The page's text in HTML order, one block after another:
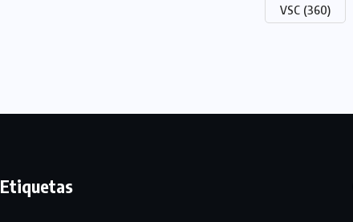
VSC (360)
Etiquetas